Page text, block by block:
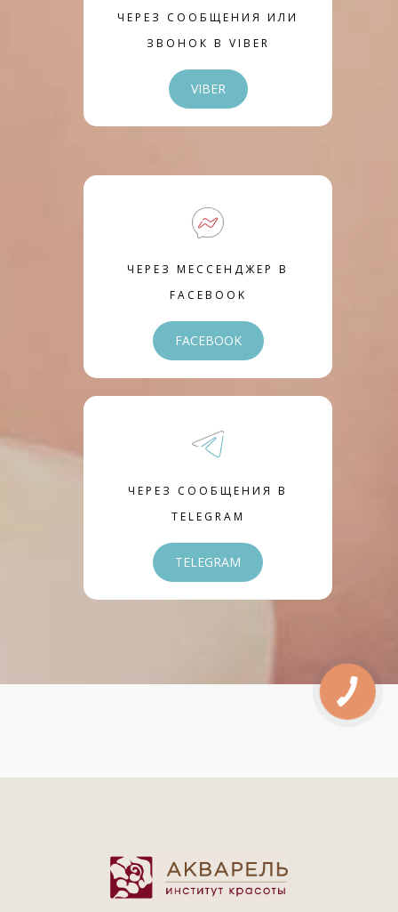
ЧЕРЕЗ СООБЩЕНИЯ ИЛИ
ЗВОНОК В VIBER
VIBER
ЧЕРЕЗ МЕССЕНДЖЕР В
FACEBOOK
FACEBOOK
ЧЕРЕЗ СООБЩЕНИЯ В
TELEGRAM
TELEGRAM